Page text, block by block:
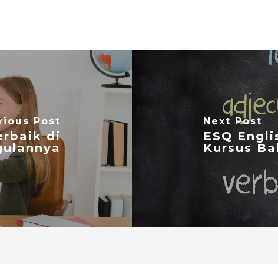
Post
di
Next Post
ESQ
Kursus